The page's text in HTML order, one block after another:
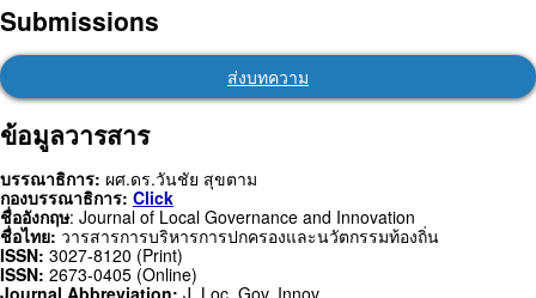
Submissions
ส่งบทความ
ข้อมูลวารสาร
บรรณาธิการ: ผศ.ดร.วันชัย สุขตาม
กองบรรณาธิการ: Click
ชื่ออังกฤษ: Journal of Local Governance and Innovation
ชื่อไทย: วารสารการบริหารการปกครองและนวัตกรรมท้องถิ่น
ISSN: 3027-8120 (Print)
ISSN: 2673-0405 (Online)